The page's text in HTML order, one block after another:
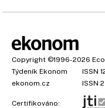
Copyright ©1996-2026
Týdeník Ekonom
ISSN
ekonom.cz
ISSN
Certifikováno: